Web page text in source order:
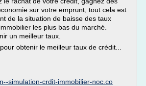
sur votre emprunt, tout cela est
de la situation de baisse des taux
les plus bas du marché.
un meilleur taux.
obtenir le meilleur taux de crédit...
simulation-crdit-immobilier-noc.co